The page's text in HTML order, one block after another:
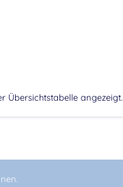
Übersichtstabelle angezeigt.